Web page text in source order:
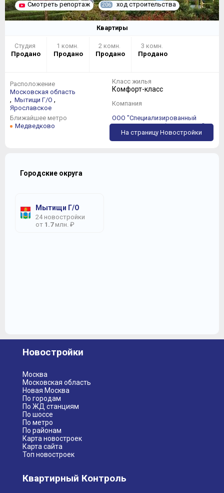
Смотреть репортаж 206 ход строительства
Квартиры
Студия
Продано
1 комн.
Продано
2 комн.
Продано
3 комн.
Продано
Расположение
Московская область
, Мытищи Г/О ,
Ярославское
Ближайшее метро
Медведково
Класс жилья
Комфорт-класс
Компания
ООО "Специализированный
застройщик КомфортИнвест"
На страницу Новостройки
Городские округа
Мытищи Г/О
24 новостройки
от 1.7млн. ₽
Новостройки
Москва
Московская область
Новая Москва
По городам
По ЖД станциям
По шоссе
По метро
По районам
Карта новостроек
Карта сайта
Топ новостроек
Квартирный Контроль